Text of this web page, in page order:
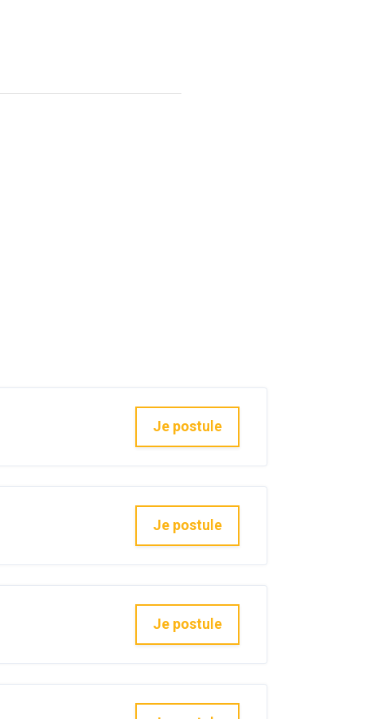
Je postule
Je postule
Je postule